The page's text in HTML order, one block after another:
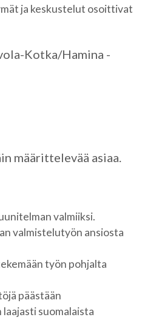
ja keskustelut osoittivat
Kotka/Hamina -
määrittelevää asiaa.
valmiiksi.
valmistelutyön ansiosta
työn pohjalta
päästään
suomalaista